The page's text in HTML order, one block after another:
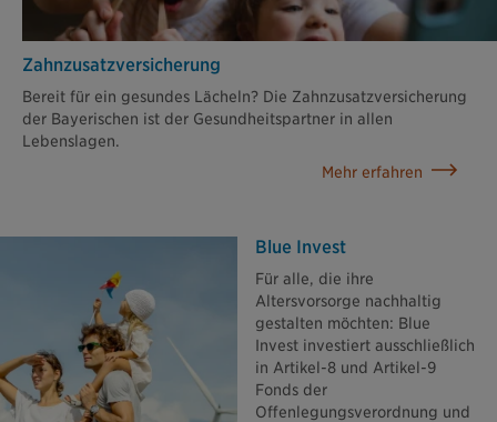
Zahn­zusatz­versicherung
Bereit für ein gesundes Lächeln? Die Zahnzusatzversicherung
der Bayerischen ist der Gesundheitspartner in allen
Lebenslagen.
Mehr erfahren
Blue Invest
Für alle, die ihre
Altersvorsorge nachhaltig
gestalten möchten: Blue
Invest investiert ausschließlich
in Artikel-8 und Artikel-9
Fonds der
Offenlegungsverordnung und